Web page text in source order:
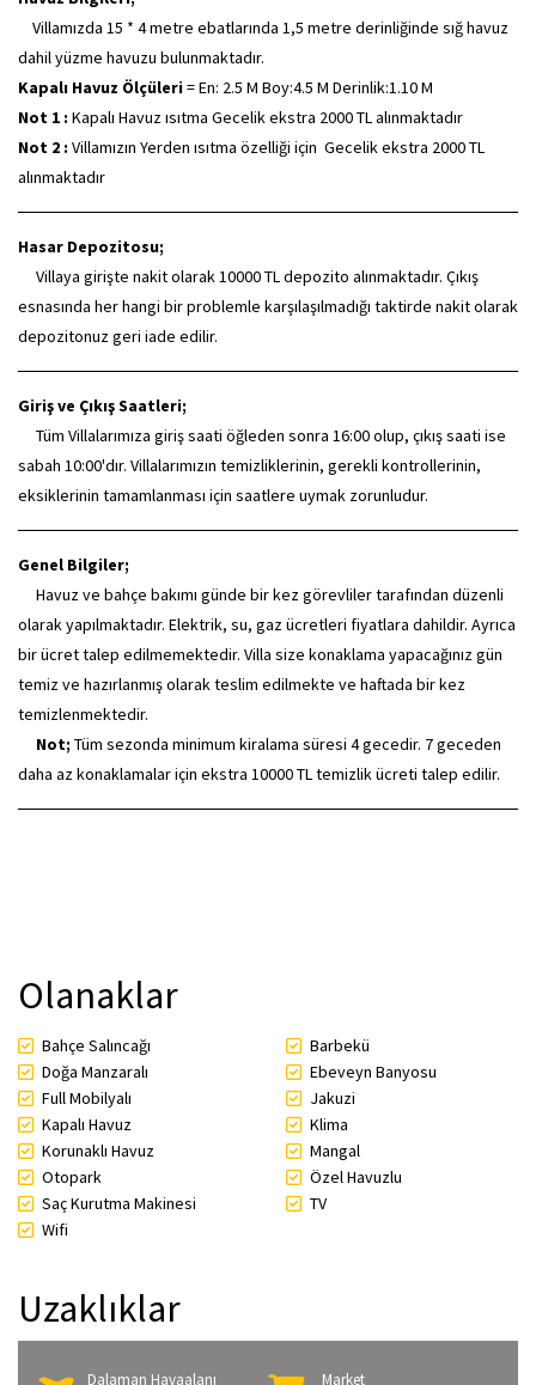
Villamızda 15 * 4 metre ebatlarında 1,5 metre derinliğinde sığ havuz
dahil yüzme havuzu bulunmaktadır.
Kapalı Havuz Ölçüleri= En: 2.5 M Boy:4.5 M Derinlik:1.10 M
Not 1 : Kapalı Havuz ısıtma Gecelik ekstra 2000 TL alınmaktadır
Not 2 : Villamızın Yerden ısıtma özelliği için Gecelik ekstra 2000 TL
alınmaktadır
Hasar Depozitosu;
Villaya girişte nakit olarak 10000 TL depozito alınmaktadır. Çıkış
esnasında her hangi bir problemle karşılaşılmadığı taktirde nakit olarak
depozitonuz geri iade edilir.
Giriş ve Çıkış Saatleri;
Tüm Villalarımıza giriş saati öğleden sonra 16:00 olup, çıkış saati ise
sabah 10:00'dır. Villalarımızın temizliklerinin, gerekli kontrollerinin,
eksiklerinin tamamlanması için saatlere uymak zorunludur.
Genel Bilgiler;
Havuz ve bahçe bakımı günde bir kez görevliler tarafından düzenli
olarak yapılmaktadır. Elektrik, su, gaz ücretleri fiyatlara dahildir. Ayrıca
bir ücret talep edilmemektedir. Villa size konaklama yapacağınız gün
temiz ve hazırlanmış olarak teslim edilmekte ve haftada bir kez
temizlenmektedir.
Not; Tüm sezonda minimum kiralama süresi 4 gecedir. 7 geceden
daha az konaklamalar için ekstra 10000 TL temizlik ücreti talep edilir.
Olanaklar
Bahçe Salıncağı
Barbekü
Doğa Manzaralı
Ebeveyn Banyosu
Full Mobilyalı
Jakuzi
Kapalı Havuz
Klima
Korunaklı Havuz
Mangal
Otopark
Özel Havuzlu
Saç Kurutma Makinesi
TV
Wifi
Uzaklıklar
Dalaman Havaalanı Market